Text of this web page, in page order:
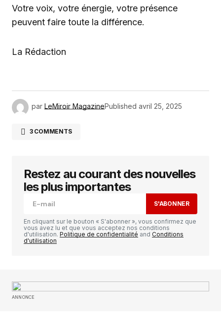
Votre voix, votre énergie, votre présence
peuvent faire toute la différence.
La Rédaction
par LeMiroir MagazinePublished avril 25, 2025
3 COMMENTS
RÉPONDRE
Daria787
avril 25, 2025 à 3:42 pm
Very good
Maggie220
Restez au courant des nouvelles
les plus importantes
S'ABONNER
En cliquant sur le bouton « S'abonner », vous confirmez que
vous avez lu et que vous acceptez nos conditions
d'utilisation. Politique de confidentialité and Conditions
d'utilisation
ANNONCE